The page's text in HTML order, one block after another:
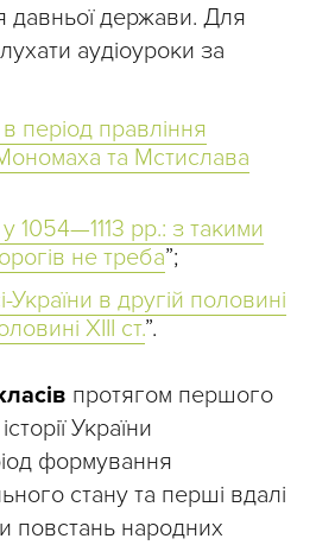
давньої держави. Для
аудіоуроки за
період правління
та Мстислава
1054—1113 рр.: з такими
не треба”;
України в другій половині
XIII ст.”.
протягом першого
України
формування
стану та перші вдалі
повстань народних